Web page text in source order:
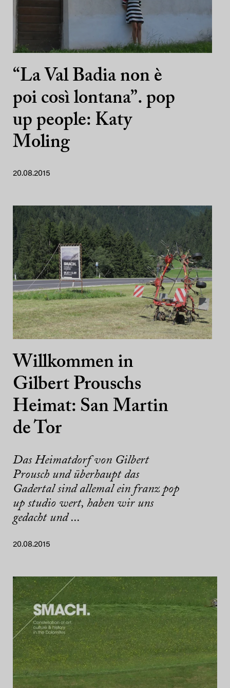
“La Val Badia non è
poi così lontana”. pop
up people: Katy
Moling
20.08.2015
Willkommen in
Gilbert Prouschs
Heimat: San Martin
de Tor
Das Heimatdorf von Gilbert
Prousch und überhaupt das
Gadertal sind allemal ein franz pop
up studio wert, haben wir uns
gedacht und ...
20.08.2015